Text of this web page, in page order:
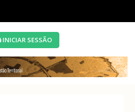
INICIAR SESSÃO